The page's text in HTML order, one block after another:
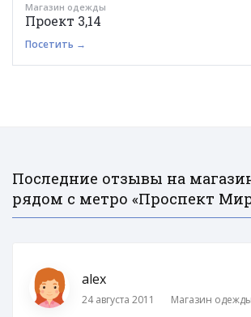
Магазин одежды
Проект 3,14
Посетить →
Последние отзывы на
рядом с метро «Проспект
alex
24 августа 2011 Магазин